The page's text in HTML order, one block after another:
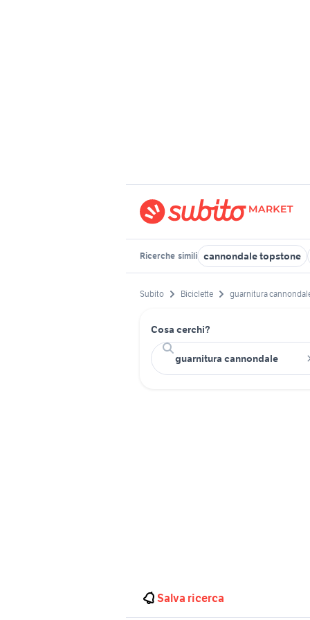
Ricerche simili cannondale topstone
Subito Biciclette guarnitura
Cosa cerchi?
Salva ricerca